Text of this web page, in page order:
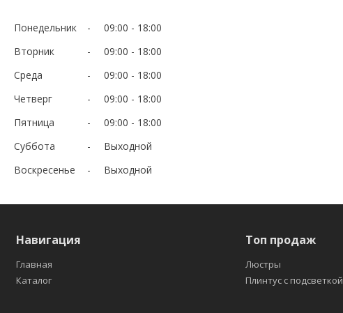
Понедельник 09:00
18:00
Вторник
09:00
18:00
Среда
09:00
18:00
Четверг
09:00
18:00
Пятница
09:00
18:00
Суббота
Выходной
Воскресенье
Выходной
Навигация
Главная
Каталог
Топ продаж
Люстры
Плинтус с подсветкой